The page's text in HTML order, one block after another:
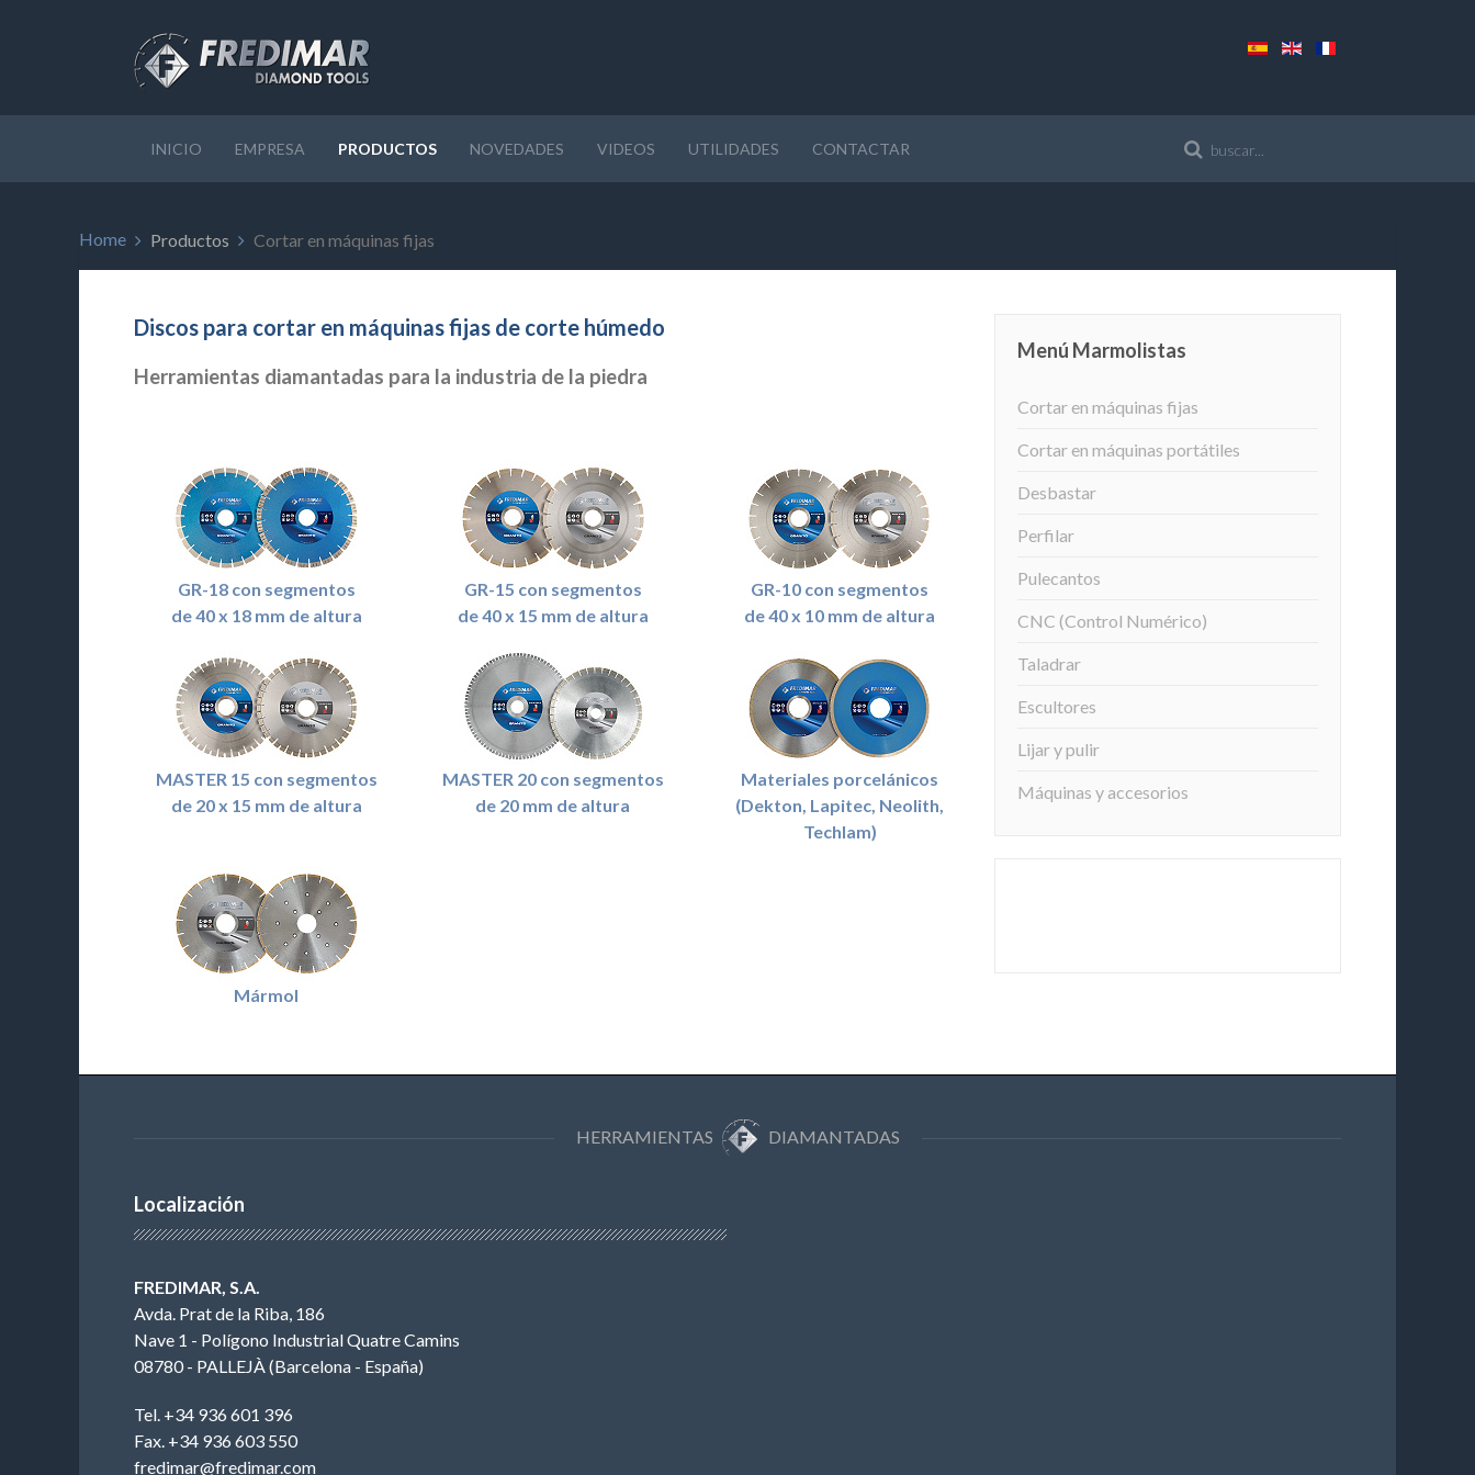
INICIO EMPRESA PRODUCTOS NOVEDADES VIDEOS UTILIDADES CONTACTAR
Home Productos Cortar en máquinas fijas
Discos para cortar en máquinas fijas de corte húmedo
Herramientas diamantadas para la industria de la piedra
GR-18 con segmentos
de 40 x 18 mm de altura
GR-15 con segmentos
de 40 x 15 mm de altura
GR-10 con segmentos
de 40 x 10 mm de altura
MASTER 15 con segmentos
de 20 x 15 mm de altura
MASTER 20 con segmentos
de 20 mm de altura
Materiales porcelánicos
(Dekton, Lapitec, Neolith,
Techlam)
Mármol
Menú Marmolistas
Cortar en máquinas fijas
Cortar en máquinas portátiles
Desbastar
Perfilar
Pulecantos
CNC (Control Numérico)
Taladrar
Escultores
Lijar y pulir
Máquinas y accesorios
HERRAMIENTAS DIAMANTADAS
Localización
FREDIMAR, S.A.
Avda. Prat de la Riba, 186
Nave 1 - Polígono Industrial Quatre Camins
08780 - PALLEJÀ (Barcelona - España)
Tel. +34 936 601 396
Fax. +34 936 603 550
fredimar@fredimar.com